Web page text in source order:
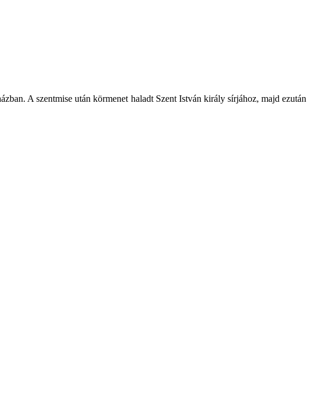
A szentmise után körmenet haladt Szent István király sírjához, majd ezután